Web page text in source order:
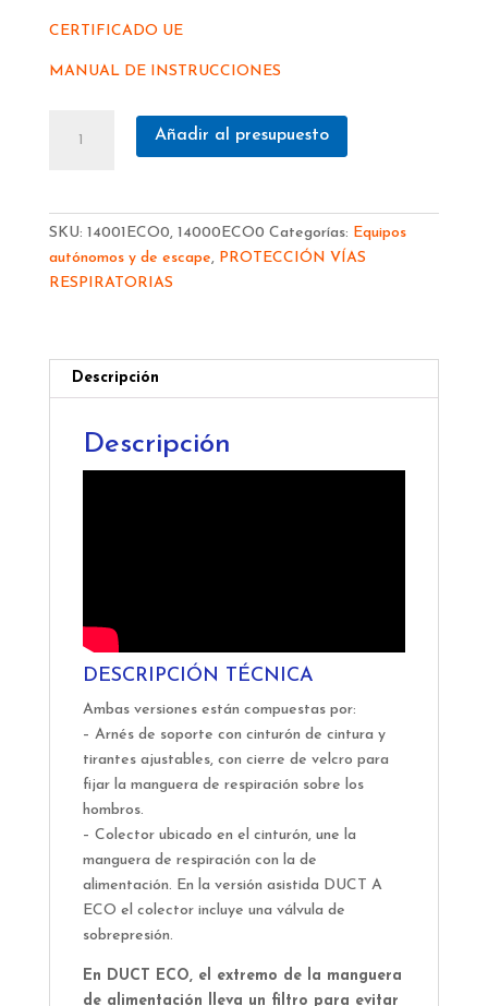
CERTIFICADO UE
MANUAL DE INSTRUCCIONES
RESPIRADORES
SIBOL-
FRESCO
14000ECO0/
DUCT
14001ECO0
Añadir al presupuesto
SKU: 14001ECO0, 14000ECO0 Categorías: Equipos
autónomos y de escape, PROTECCIÓN VÍAS
RESPIRATORIAS
Descripción
Descripción
DESCRIPCIÓN TÉCNICA
Ambas versiones están compuestas por:
– Arnés de soporte con cinturón de cintura y
tirantes ajustables, con cierre de velcro para
fijar la manguera de respiración sobre los
hombros.
– Colector ubicado en el cinturón, une la
manguera de respiración con la de
alimentación. En la versión asistida DUCT A
ECO el colector incluye una válvula de
sobrepresión.
En DUCT ECO, el extremo de la manguera
de alimentación lleva un filtro para evitar